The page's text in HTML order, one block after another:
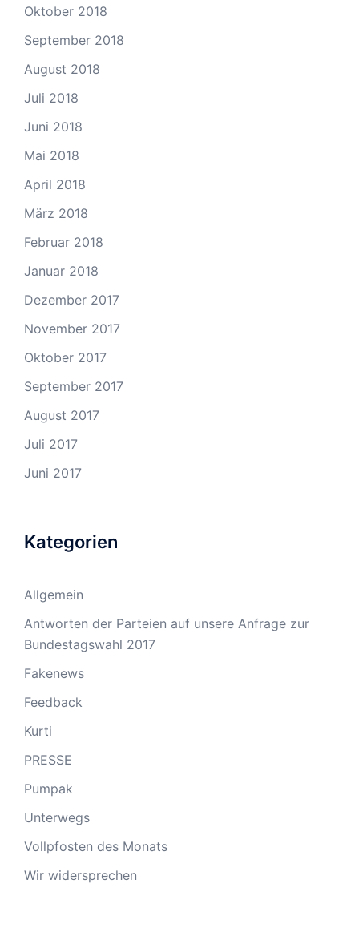
Oktober 2018
September 2018
August 2018
Juli 2018
Juni 2018
Mai 2018
April 2018
März 2018
Februar 2018
Januar 2018
Dezember 2017
November 2017
Oktober 2017
September 2017
August 2017
Juli 2017
Juni 2017
Kategorien
Allgemein
Antworten der Parteien auf unsere Anfrage zur
Bundestagswahl 2017
Fakenews
Feedback
Kurti
PRESSE
Pumpak
Unterwegs
Vollpfosten des Monats
Wir widersprechen